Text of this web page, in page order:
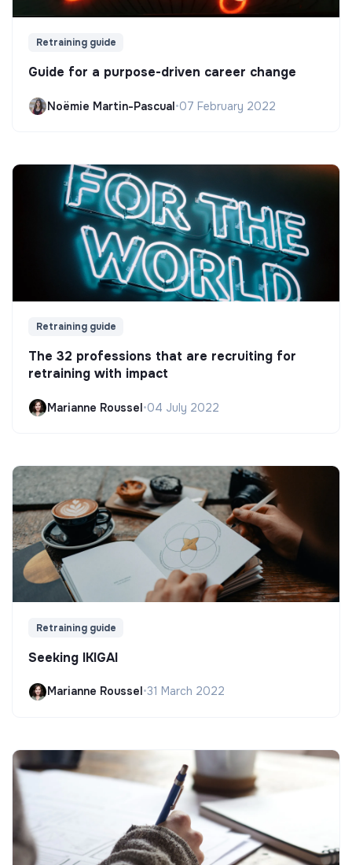
Retraining guide
Guide for a purpose-driven career change
Noëmie Martin-Pascual•07 February 2022
Retraining guide
The 32 professions that are recruiting for
retraining with impact
Marianne Roussel•04 July 2022
Retraining guide
Seeking IKIGAI
Marianne Roussel•31 March 2022